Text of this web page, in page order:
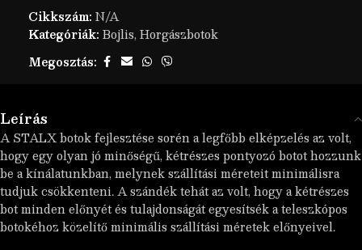
Cikkszám: N/A
Kategóriák: Bojlis, Horgászbotok
Megosztás:
Leírás
A STALX botok fejlesztése sorén a legfőbb elképzelés az volt,
hogy egy olyan jó minőségű, kétrészes pontyozó botot hozzunk
be a kínálatunkban, melynek szállítási méreteit minimálisra
tudjuk csökkenteni. A szándék tehát az volt, hogy a kétrészes
bot minden előnyét és tulajdonságát egyesítsék a teleszkópos
botokéhoz közelítő minimális szállítási méretek előnyeivel.